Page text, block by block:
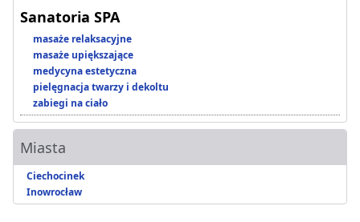
Sanatoria SPA
masaże relaksacyjne
masaże upiększające
medycyna estetyczna
pielęgnacja twarzy i dekoltu
zabiegi na ciało
Miasta
Ciechocinek
Inowrocław